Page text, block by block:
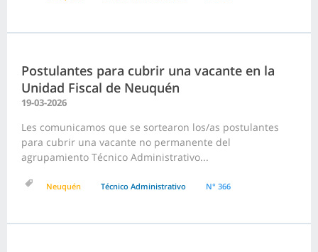
Postulantes para cubrir una vacante en la
Unidad Fiscal de Neuquén
19-03-2026
Les comunicamos que se sortearon los/as postulantes
para cubrir una vacante no permanente del
agrupamiento Técnico Administrativo...
Neuquén Técnico Administrativo N° 366